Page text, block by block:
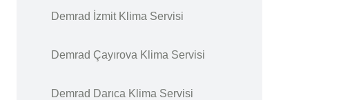
Demrad İzmit Klima Servisi
Demrad Çayırova Klima Servisi
Demrad Darıca Klima Servisi